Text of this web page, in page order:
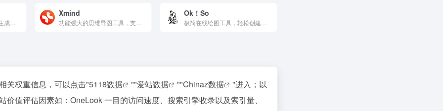
一键AI制图神器！一句话生成流程图/思维导图/SWOT/PEST/精益画布，分析润色/异常预测/绘画无限素材。免费200点数+Android/iOS APP多端同步，办公效率翻倍。项目教育首选，1分钟专业输出，创意可视化超简单！
Xmind Ok！So
关权重信息，可以点击"5118数据 ""爱站数据 ""Chinaz数据
"进入；以
值评估因素如：OneLook 一目的访问速度、搜索引擎收录以及索引量、